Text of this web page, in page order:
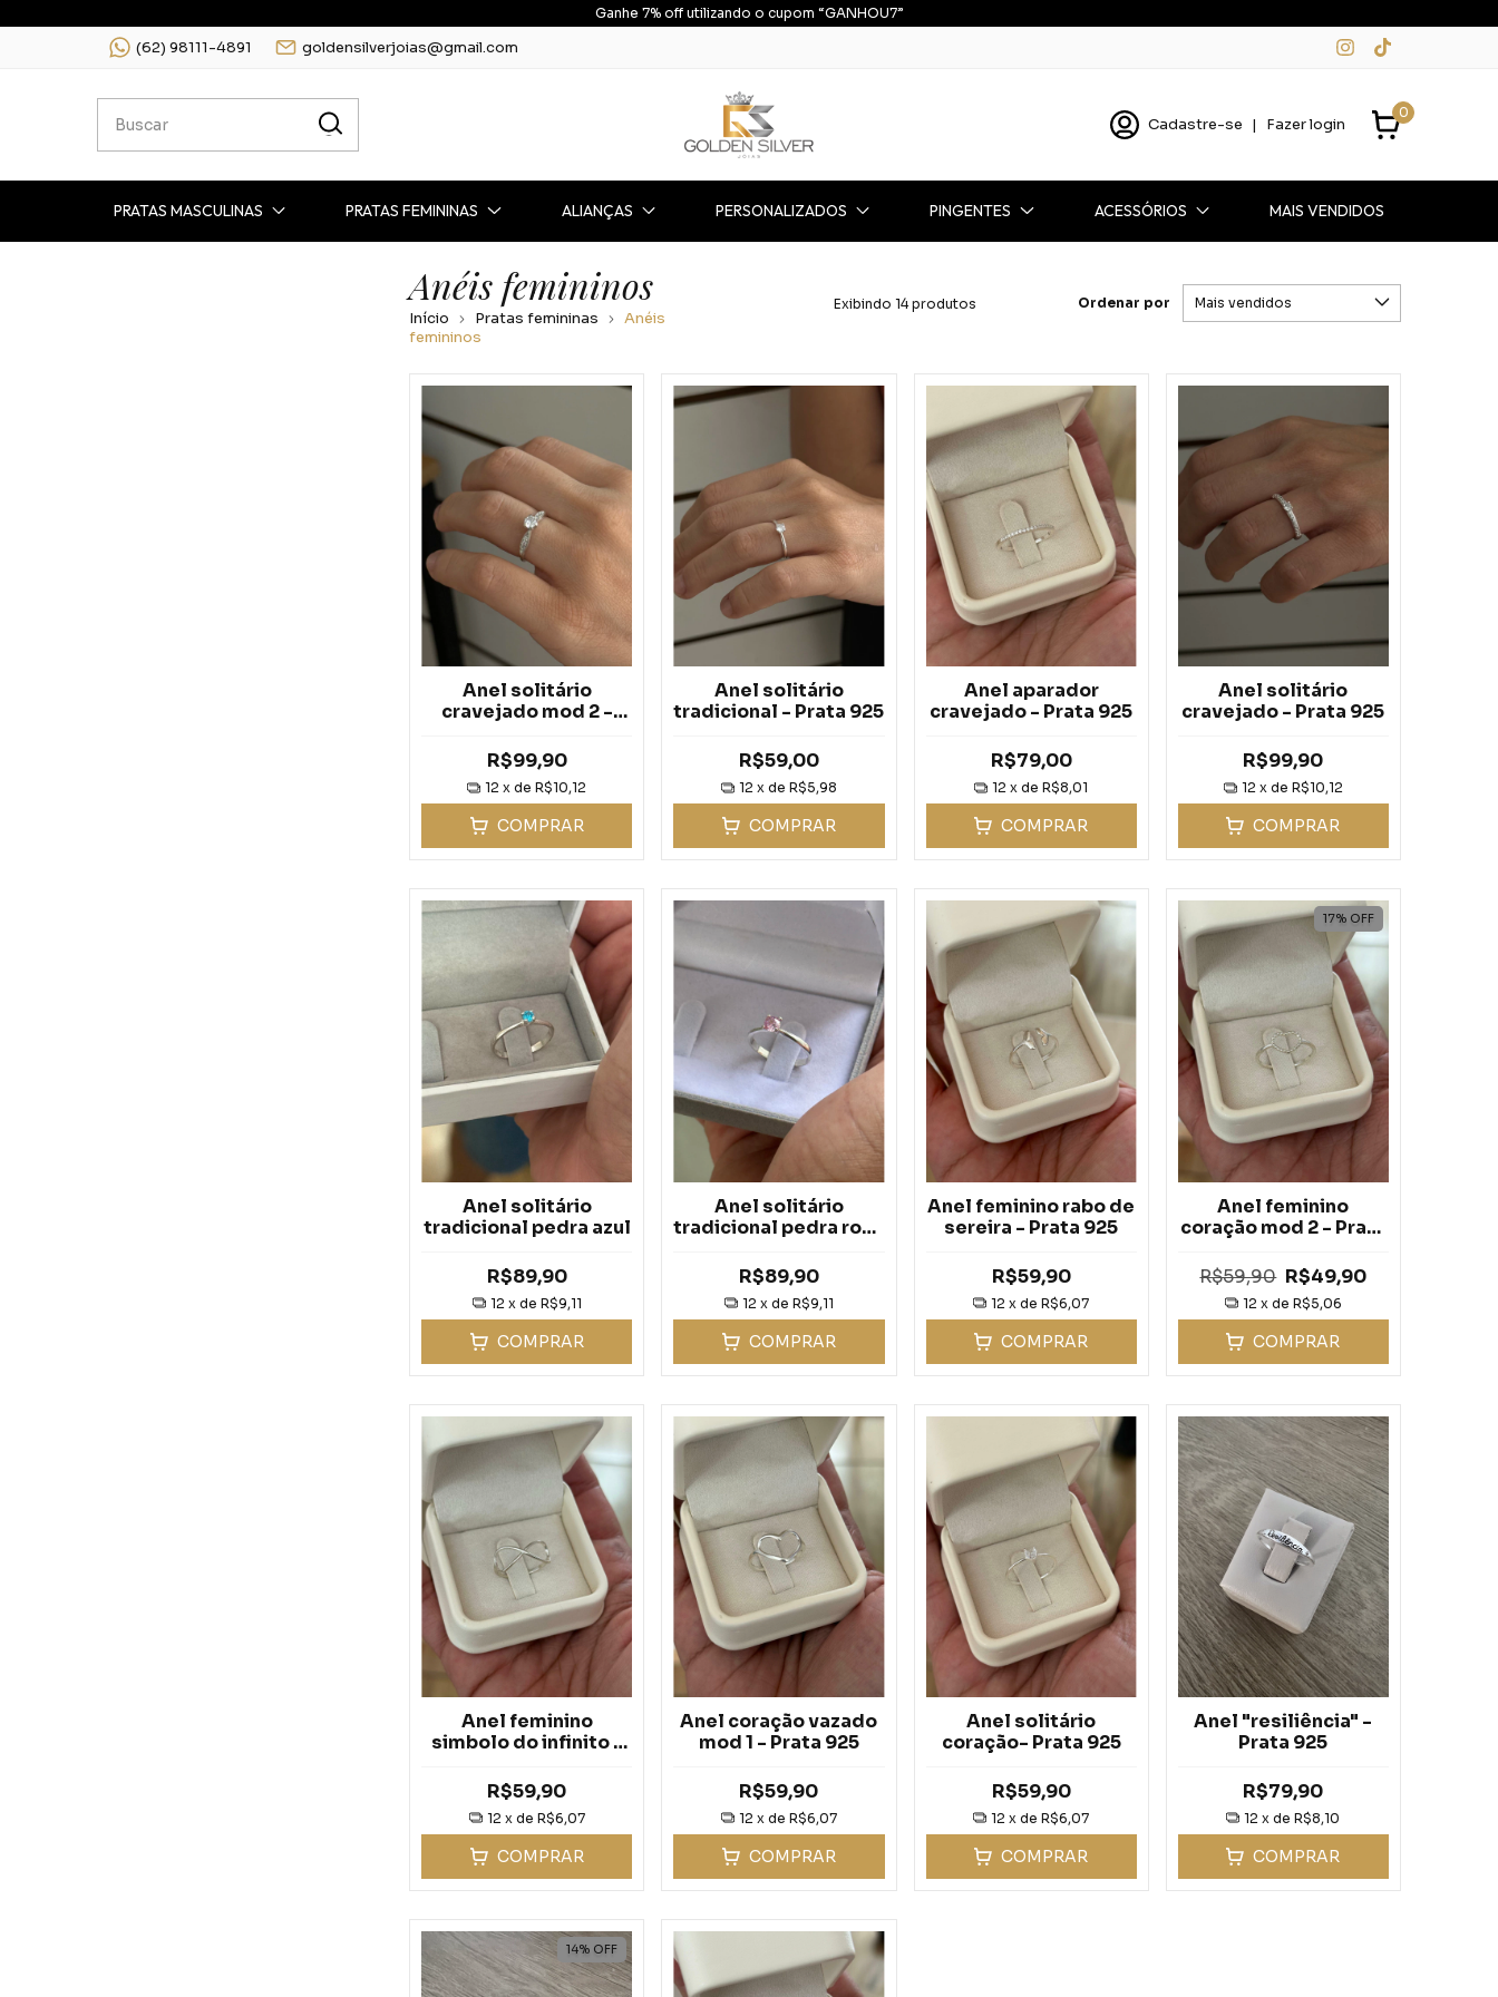
Ganhe 7% off utilizando o cupom “GANHOU7”
(62) 98111-4891 goldensilverjoias@gmail.com
Cadastre-se | Fazer login
0
PRATAS MASCULINAS PRATAS FEMININAS ALIANÇAS PERSONALIZADOS PINGENTES ACESSÓRIOS MAIS VENDIDOS
Anéis femininos
Início Pratas femininas
Anéis
femininos
Exibindo 14 produtos Ordenar por
Anel solitário
cravejado mod 2 -
R$99,90
12 x deR$10,12
COMPRAR
Anel solitário
tradicional - Prata 925
R$59,00
12 x de R$5,98
COMPRAR
Anel aparador
cravejado - Prata 925
R$79,00
12 x deR$8,01
COMPRAR
Anel solitário
cravejado - Prata 925
R$99,90
12 x de R$10,12
COMPRAR
Anel solitário
tradicional pedra azul
R$89,90
12 x de R$9,11
COMPRAR
Anel solitário
tradicional pedra rosa
R$89,90
12 x de R$9,11
COMPRAR
Anel feminino rabo de
sereira - Prata 925
R$59,90
12 x deR$6,07
COMPRAR
17% OFF
Anel feminino
coração mod 2 - Prata
R$59,90 R$49,90
12 x de R$5,06
COMPRAR
Anel feminino
simbolo do infinito -
R$59,90
12 x de R$6,07
COMPRAR
Anel coração vazado
mod 1 - Prata 925
R$59,90
12 x de R$6,07
COMPRAR
Anel solitário
coração- Prata 925
R$59,90
12 x deR$6,07
COMPRAR
Anel "resiliência" -
Prata 925
R$79,90
12 x deR$8,10
COMPRAR
14% OFF